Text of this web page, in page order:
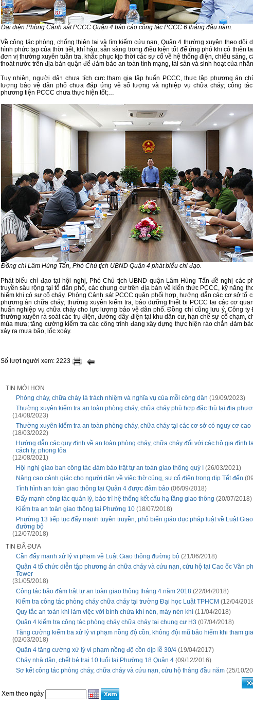
Đại diện Phòng Cảnh sát PCCC Quận 4 báo cáo công tác PCCC 6 tháng đầu năm.
Về công tác phòng, chống thiên tai và tìm kiếm cứu nạn, Quận 4 thường xuyên theo dõi
hình phức tạp của thời tiết, khí hậu; sẵn sàng trong điều kiện tốt để ứng phó khi có thiên
đơn vị thường xuyên tuần tra, khắc phục kịp thời các sự cố về hệ thống điện, chiếu sáng,
thoát nước trên địa bàn quận để đảm bảo an toàn tính mạng, tài sản và sinh hoạt của
Tuy nhiên, người dân chưa tích cực tham gia tập huấn PCCC, thực tập phương án
lượng bảo vệ dân phố chưa đáp ứng về số lượng và nghiệp vụ chữa cháy; công
phương tiện PCCC chưa thực hiện tốt;…
Đồng chí Lâm Hùng Tấn, Phó Chủ tịch UBND Quận 4 phát biểu chỉ đạo.
Phát biểu chỉ đạo tại hội nghị, Phó Chủ tịch UBND quận Lâm Hùng Tấn đề nghị các
truyền sâu rộng tại tổ dân phố, các chung cư trên địa bàn về kiến thức PCCC, kỹ năng
hiểm khi có sự cố cháy. Phòng Cảnh sát PCCC quận phối hợp, hướng dẫn các cơ sở tổ
phương án chữa cháy; thường xuyên kiểm tra, bảo dưỡng thiết bị PCCC tại các cơ
huấn nghiệp vụ chữa cháy cho lực lượng bảo vệ dân phố. Đồng chí cũng lưu ý, Công ty
thường xuyên rà soát các trụ điện, đường dây điện tại khu dân cư, hạn chế sự cố chạm,
mùa mưa; tăng cường kiểm tra các công trình đang xây dựng thực hiện rào chắn đảm
xảy ra mưa bão, lốc xoáy.
Số lượt người xem: 2223
TIN MỚI HƠN
Phòng cháy, chữa cháy là trách nhiệm và nghĩa vụ của mỗi công dân (19/09/2023)
Thường xuyên kiểm tra an toàn phòng cháy, chữa cháy phù hợp đặc thù tại địa
(14/08/2023)
Thường xuyên kiểm tra an toàn phòng cháy, chữa cháy tại các cơ sở có nguy cơ cao
(18/03/2022)
Hướng dẫn các quy định về an toàn phòng cháy, chữa cháy đối với các hộ gia đình
cách ly, phong tỏa
(12/08/2021)
Hội nghị giao ban công tác đảm bảo trật tự an toàn giao thông quý I
(26/03/2021)
Nâng cao cảnh giác cho người dân về việc thờ cúng, sự cố điện trong dịp Tết đến
Tình hình an toàn giao thông tại Quận 4 được đảm bảo(06/09/2018)
Đẩy mạnh công tác quản lý, bảo trì hệ thống kết cấu hạ tầng giao thông (20/07/2018)
Kiểm tra an toàn giao thông tại Phường 10(18/07/2018)
Phường 13 tiếp tục đẩy mạnh tuyên truyền, phổ biến giáo dục pháp luật về Luật
đường bộ
(12/07/2018)
TIN ĐÃ ĐƯA
Cần đẩy mạnh xử lý vi phạm về Luật Giao thông đường bộ(21/06/2018)
Quận 4 tổ chức diễn tập phương án chữa cháy và cứu nạn, cứu hộ tại Cao ốc Văn
Tower
(31/05/2018)
Công tác bảo đảm trật tự an toàn giao thông tháng 4 năm 2018(22/04/2018)
Kiểm tra công tác phòng cháy chữa cháy tại trường Đại học Luật TPHCM (12/04/
Quy tắc an toàn khi làm việc với bình chứa khí nén, máy nén khí(11/04/2018)
Quận 4 kiểm tra công tác phòng cháy chữa cháy tại chung cư H3 (07/04/2018)
Tăng cường kiểm tra xử lý vi phạm nồng độ cồn, không đội mũ bảo hiểm khi tham
(02/03/2018)
Quận 4 tăng cường xử lý vi phạm nồng độ cồn dịp lễ 30/4(19/04/2017)
Cháy nhà dân, chết bé trai 10 tuổi tại Phường 18 Quận 4(09/12/2016)
Sơ kết công tác phòng cháy, chữa cháy và cứu nạn, cứu hộ tháng đầu năm(25/10/
Xem theo ngày